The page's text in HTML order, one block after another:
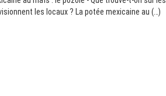
les locaux ? La potée mexicaine au (…)